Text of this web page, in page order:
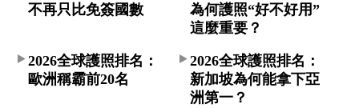
不再只比免簽國數
為何護照“好不好用”
這麼重要？
2026全球護照排名：
歐洲稱霸前20名
2026全球護照排名：
新加坡為何能拿下亞
洲第一？